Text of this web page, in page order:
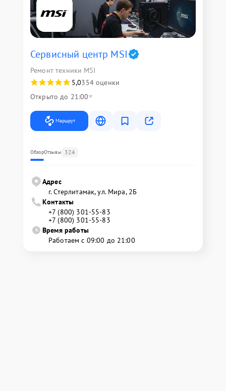
Сервисный центр MSI
Ремонт техники MSI
5,0354 оценки
Открыто до 21:00
Маршрут
ОбзорОтзывы 324
Адрес
г. Стерлитамак, ул. Мира, 2Б
Контакты
+7 (800) 301-55-83
+7 (800) 301-55-83
Время работы
Работаем с 09:00 до 21:00